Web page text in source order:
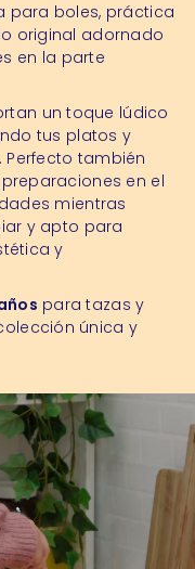
para boles, práctica
original adornado
en la parte
un toque lúdico
tus platos y
también
en el
mientras
y apto para
y
para tazas y
única y